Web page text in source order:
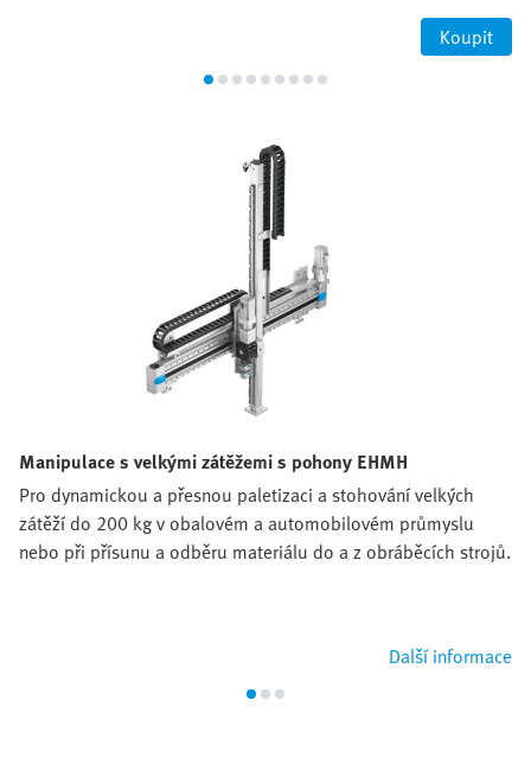
Koupit
Manipulace s velkými zátěžemi s pohony EHMH
Pro dynamickou a přesnou paletizaci a stohování velkých
zátěží do 200 kg v obalovém a automobilovém průmyslu
nebo při přísunu a odběru materiálu do a z obráběcích strojů.
Další informace